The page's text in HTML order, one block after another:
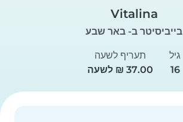
Vitalina
בייביסיטר ב- באר שבע
גיל
16
תעריף לשעה